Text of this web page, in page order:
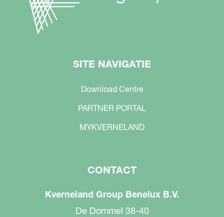
SITE NAVIGATIE
Download Centre
PARTNER PORTAL
MYKVERNELAND
CONTACT
Kverneland Group Benelux B.V.
De Dommel 38-40